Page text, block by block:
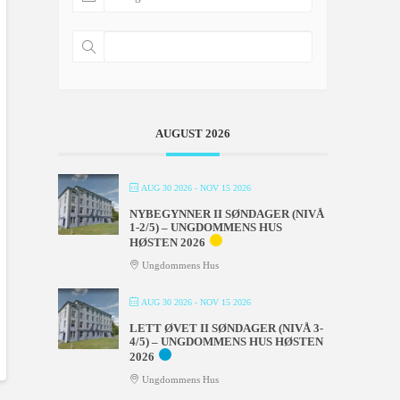
AUGUST 2026
AUG 30 2026 - NOV 15 2026
NYBEGYNNER II SØNDAGER (NIVÅ
1-2/5) – UNGDOMMENS HUS
HØSTEN 2026
Ungdommens Hus
AUG 30 2026 - NOV 15 2026
LETT ØVET II SØNDAGER (NIVÅ 3-
4/5) – UNGDOMMENS HUS HØSTEN
2026
Ungdommens Hus